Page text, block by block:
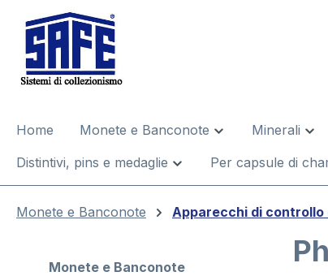
Passa alla navigazione principale
Home Monete e Banconote Minerali
Distintivi, pins e medaglie
Per capsule di
Monete e Banconote Apparecchi di controllo
Monete e Banconote